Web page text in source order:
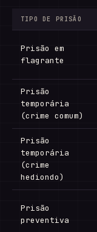
TIPO DE PRISÃO
Prisão em
flagrante
Prisão
temporária
(crime comum)
Prisão
temporária
(crime
hediondo)
Prisão
preventiva